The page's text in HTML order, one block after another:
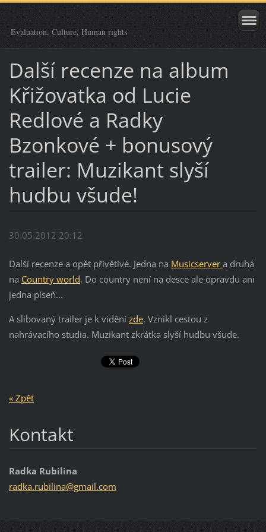
Evaluation, Culture, Human rights
Další recenze na album
Křižovatka od Lucie
Redlové a Radky
Bzonkové + bonusový
trailer: Muzikant slyší
hudbu všude!
30.05.2012 20:12
Další recenze a opět přívětivé. Jedna na Musicserver a druhá
na Country world. Do country není na desce ale opravdu ani
jedna píseň...
A slibovaný trailer je k vidění zde. Vznikl cestou z
nahrávacího studia. Muzikant zkrátka slyší hudbu všude.
« Zpět
Kontakt
Radka Rubilina
radka.rubilina@gmail.com